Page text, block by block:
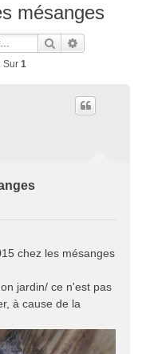
mésanges
Rechercher
Sur 1
chez les mésanges
jardin/ ce n'est pas
à cause de la